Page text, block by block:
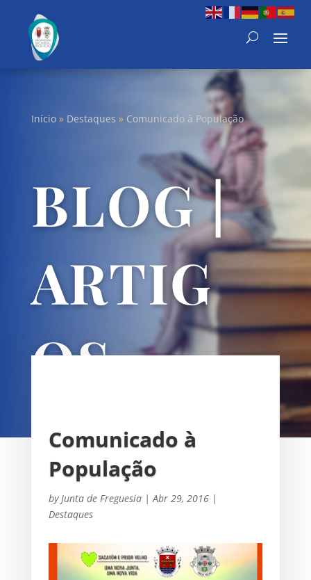
Início» Destaques » Comunicado à População
BLOG |
ARTIG
OS
Comunicado à
População
by Junta de Freguesia| Abr 29, 2016|
Destaques